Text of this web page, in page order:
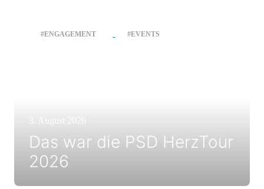
#ENGAGEMENT #EVENTS
3. August 2026
Das war die PSD HerzTour
2026